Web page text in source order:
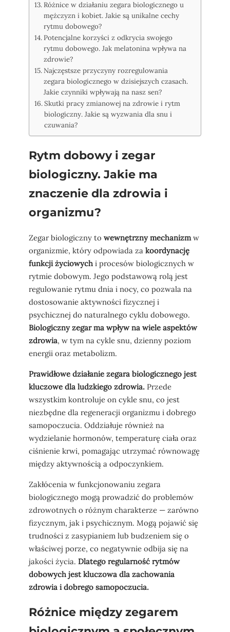
Różnice w działaniu zegara biologicznego u
mężczyzn i kobiet. Jakie są unikalne cechy
rytmu dobowego?
Potencjalne korzyści z odkrycia swojego
rytmu dobowego. Jak melatonina wpływa na
zdrowie?
Najczęstsze przyczyny rozregulowania
zegara biologicznego w dzisiejszych czasach.
Jakie czynniki wpływają na nasz sen?
Skutki pracy zmianowej na zdrowie i rytm
biologiczny. Jakie są wyzwania dla snu i
czuwania?
Rytm dobowy i zegar
biologiczny. Jakie ma
znaczenie dla zdrowia i
organizmu?
Zegar biologiczny to wewnętrzny mechanizmw
organizmie, który odpowiada za koordynację
funkcji życiowych i procesów biologicznych w
rytmie dobowym. Jego podstawową rolą jest
regulowanie rytmu dnia i nocy, co pozwala na
dostosowanie aktywności fizycznej i
psychicznej do naturalnego cyklu dobowego.
Biologiczny zegar ma wpływ na wiele aspektów
zdrowia, w tym na cykle snu, dzienny poziom
energii oraz metabolizm.
Prawidłowe działanie zegara biologicznego jest
kluczowe dla ludzkiego zdrowia. Przede
wszystkim kontroluje on cykle snu, co jest
niezbędne dla regeneracji organizmu i dobrego
samopoczucia. Oddziałuje również na
wydzielanie hormonów, temperaturę ciała oraz
ciśnienie krwi, pomagając utrzymać równowagę
między aktywnością a odpoczynkiem.
Zakłócenia w funkcjonowaniu zegara
biologicznego mogą prowadzić do problemów
zdrowotnych o różnym charakterze — zarówno
fizycznym, jak i psychicznym. Mogą pojawić się
trudności z zasypianiem lub budzeniem się o
właściwej porze, co negatywnie odbija się na
jakości życia. Dlatego regularność rytmów
dobowych jest kluczowa dla zachowania
zdrowia i dobrego samopoczucia.
Różnice między zegarem